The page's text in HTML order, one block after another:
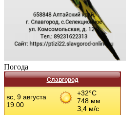
Погода
Славгород